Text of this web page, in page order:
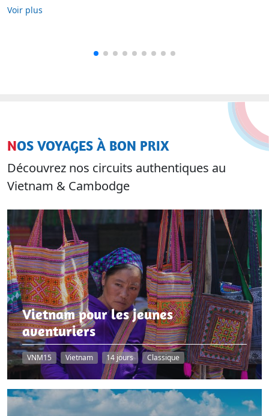
Voir plus
NOS VOYAGES À BON PRIX
Découvrez nos circuits authentiques au
Vietnam & Cambodge
Vietnam pour les jeunes
aventuriers
VNM15 Vietnam 14 jours Classique